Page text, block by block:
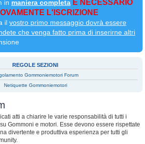
in maniera completa É NECESSARIO
L'ISCRIZIONE
il vostro primo messaggio dovrà essere
che venga fatto prima di inserirne altri
REGOLE SEZIONI
Gommoniemotori Forum
Netiquette Gommoniemotori
atti a chiarire le varie responsabilità di tutti i
Gommoni e motori. Esse devono essere rispettate
divertente e produttiva esperienza per tutti gli